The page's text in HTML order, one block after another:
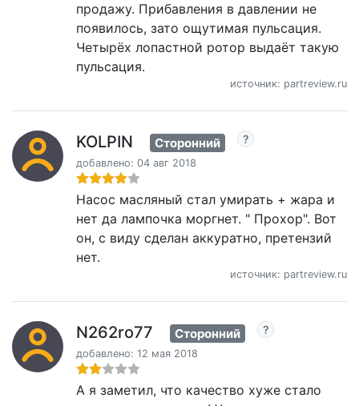
продажу. Прибавления в давлении не
появилось, зато ощутимая пульсация.
Четырёх лопастной ротор выдаёт такую
пульсация.
источник: partreview.ru
KOLPIN Сторонний
добавлено: 04 авг 2018
Насос масляный стал умирать + жара и
нет да лампочка моргнет. " Прохор". Вот
он, с виду сделан аккуратно, претензий
нет.
источник: partreview.ru
N262ro77 Сторонний
добавлено: 12 мая 2018
А я заметил, что качество хуже стало